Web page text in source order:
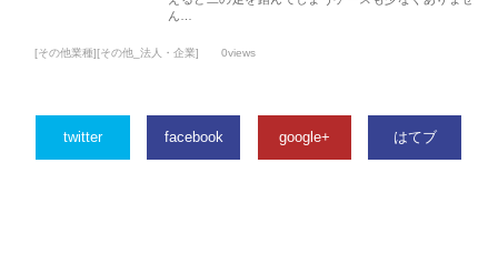
ん…
[その他業種][その他_法人・企業] 0views
twitter facebook google+ はてブ